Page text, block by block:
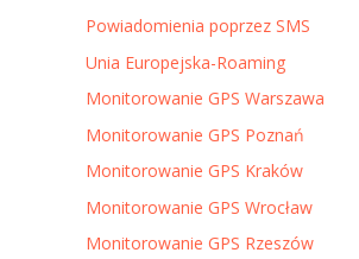
Powiadomienia poprzez SMS
Unia Europejska-Roaming
Monitorowanie GPS Warszawa
Monitorowanie GPS Poznań
Monitorowanie GPS Kraków
Monitorowanie GPS Wrocław
Monitorowanie GPS Rzeszów